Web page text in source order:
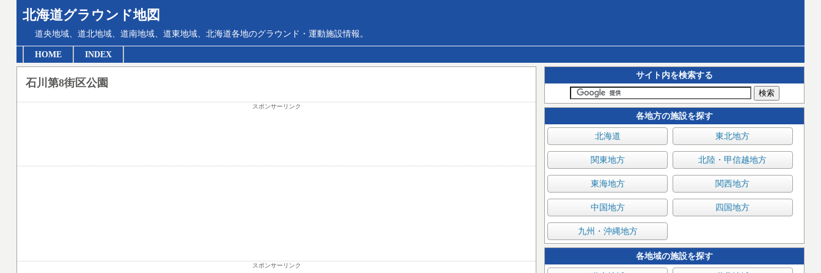
北海道グラウンド地図
道央地域、道北地域、道南地域、道東地域、北海道各地のグラウンド・運動施設情報。
HOME INDEX
サイト内を検索する
各地方の施設を探す
北海道 東北地方
関東地方 北陸・甲信越地方
東海地方 関西地方
中国地方 四国地方
九州・沖縄地方
各地域の施設を探す
石川第8街区公園
スポンサーリンク
スポンサーリンク